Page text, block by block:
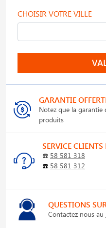
CHOISIR VOTRE VILLE
GARANTIE
Notez que la
produits
SERVICE
☎️ 58 581 318
☎️ 58 581 312
QUESTIONS
Contactez nous au